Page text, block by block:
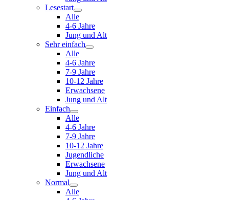
Lesestart
Alle
4-6 Jahre
Jung und Alt
Sehr einfach
Alle
4-6 Jahre
7-9 Jahre
10-12 Jahre
Erwachsene
Jung und Alt
Einfach
Alle
4-6 Jahre
7-9 Jahre
10-12 Jahre
Jugendliche
Erwachsene
Jung und Alt
Normal
Alle